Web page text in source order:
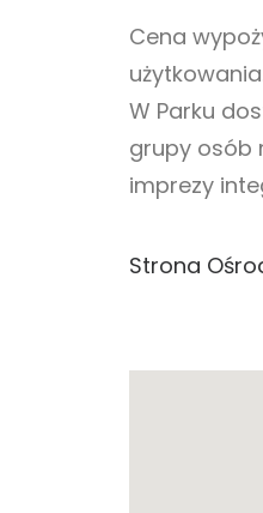
Cena
W Parku
grupy osób
imprezy
Strona